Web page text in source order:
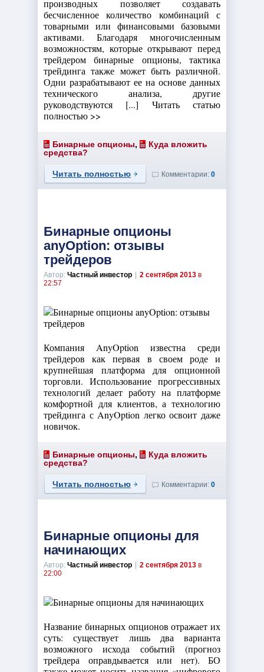
производных позволяет создавать
бесчисленное количество комбинаций с
товарными или финансовыми базовыми
активами. Благодаря многочисленным
возможностям, которые открывают перед
трейдером бинарные опционы, тактика
трейдинга также может быть различной.
Одни разрабатывают ее на основе данных
технического анализа, другие
руководствуются [...] Читать статью
полностью >>
Бинарные опционы,
Куда вложить
средства?
Читать полностью Комментарии: 0
Бинарные опционы
anyOption: отзывы
трейдеров
Автор: Частный инвестор 2 сентября 2013 в
22:57
Компания AnyOption известна среди
трейдеров как первая в своем роде и
крупнейшая платформа для опционной
торговли. Использование прогрессивных
технологий делает работу на платформе
комфортной для клиентов, а технологию
трейдинга с AnyOption легко освоит даже
новичок.
Бинарные опционы,
Куда вложить
средства?
Читать полностью Комментарии: 0
Бинарные опционы для
начинающих
Автор: Частный инвестор 2 сентября 2013 в
22:00
Название бинарных опционов отражает их
суть: существует лишь два варианта
возможного исхода событий (прогноз
трейдера оправдывается или нет). БО